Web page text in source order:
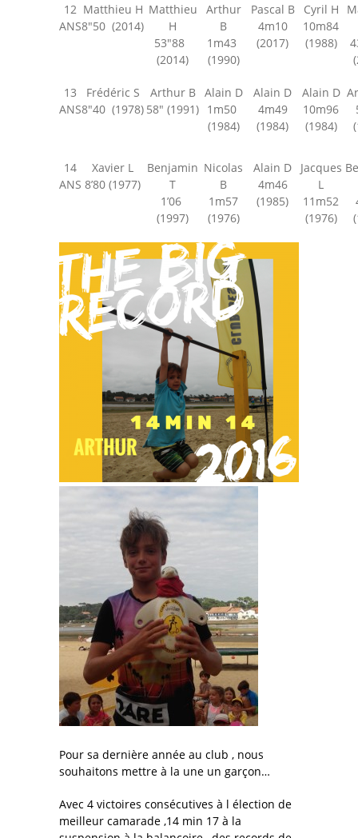
12
ANS
Matthieu H
8″50 (2014)
Matthieu
H
53″88
(2014)
Arthur
B
1m43
(1990)
Pascal B
4m10
(2017)
Cyril H
10m84
(1988)
13
ANS
Frédéric S
8″40 (1978)
Arthur B
58″ (1991)
Alain D
1m50
(1984)
Alain D
4m49
(1984)
Alain D
10m96
(1984)
14
ANS
Xavier L
8’80 (1977)
Benjamin
T
1’06
(1997)
Nicolas
B
1m57
(1976)
Alain D
4m46
(1985)
Jacques
L
11m52
(1976)
Pour sa dernière année au club , nous
souhaitons mettre à la une un garçon…
Avec 4 victoires consécutives à l élection de
meilleur camarade ,14 min 17 à la